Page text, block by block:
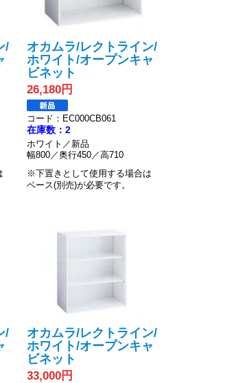
/
オカムラ/レクトライン/
ホワイト/オープンキャ
ビネット
26,180円
コード：EC000CB061
在庫数：2
ホワイト／新品
幅800／奥行450／高710
※下置きとして使用する場合は
ベース(別売)が必要です。
/
オカムラ/レクトライン/
ホワイト/オープンキャ
ビネット
33,000円